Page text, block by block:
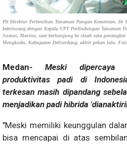
Plt Direktur Perbenihan Tanaman Pangan Kementan,
bebrincang dengan Kepala UPT Perlindungan Tanaman
Sumut, Marino, saat berkunjung ke slaah satu
Mengkudu, Kabupaten Deliserdang, akhir pekan lalu.
Medan- Meski dipercaya
produktivitas padi di
terkesan masih dipandang
menjadikan padi hibrida
"Meski memiliki keunggulan
bisa mencapai di atas